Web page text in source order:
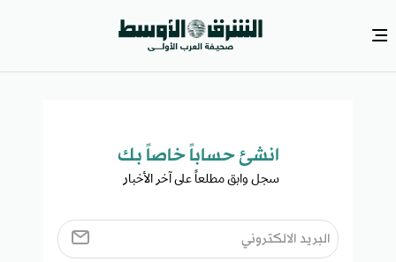
انشئ حساباً خاصاً بك​
سجل وابق مطلعاً على آخر الأخبار ​